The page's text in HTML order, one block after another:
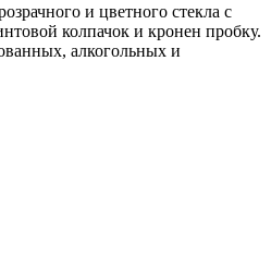
и цветного стекла с
колпачок и кронен пробку.
алкогольных и